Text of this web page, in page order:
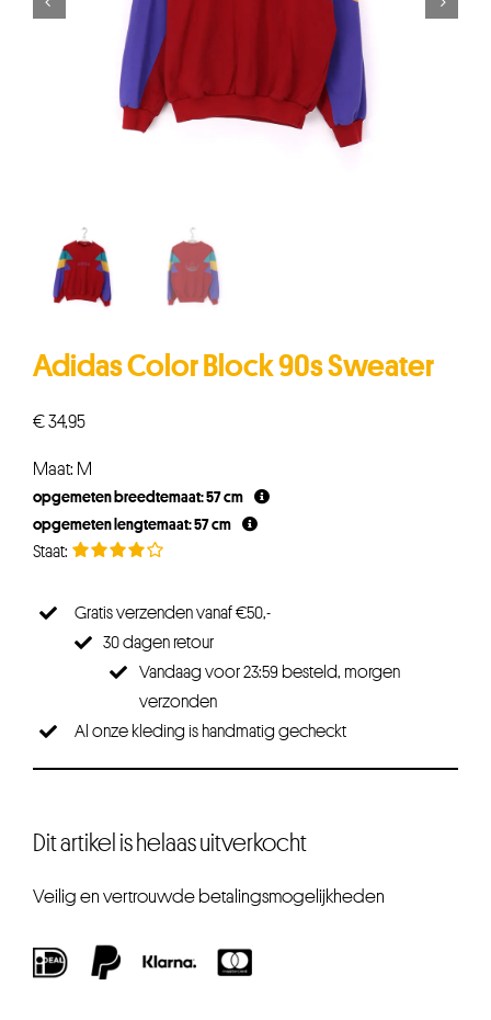
Adidas Color Block 90s Sweater
€34,95
Maat: M
opgemeten breedtemaat: 57 cm
opgemeten lengtemaat: 57 cm
Gratis verzenden vanaf €50,-
30 dagen retour
Vandaag voor 23:59 besteld, morgen
verzonden
Al onze kleding is handmatig gecheckt
Dit artikel is helaas uitverkocht
Veilig en vertrouwde betalingsmogelijkheden